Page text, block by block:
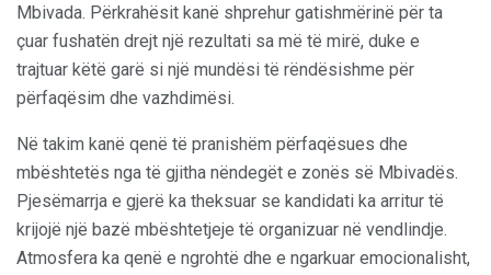
Mbivada. Përkrahësit kanë shprehur gatishmërinë për ta
çuar fushatën drejt një rezultati sa më të mirë, duke e
trajtuar këtë garë si një mundësi të rëndësishme për
përfaqësim dhe vazhdimësi.
Në takim kanë qenë të pranishëm përfaqësues dhe
mbështetës nga të gjitha nëndegët e zonës së Mbivadës.
Pjesëmarrja e gjerë ka theksuar se kandidati ka arritur të
krijojë një bazë mbështetjeje të organizuar në vendlindje.
Atmosfera ka qenë e ngrohtë dhe e ngarkuar emocionalisht,